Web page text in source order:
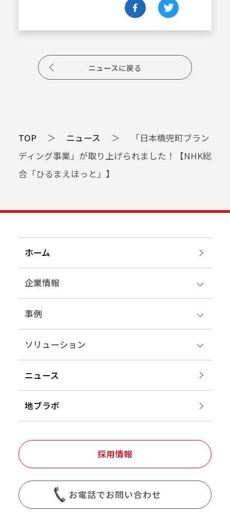
ニュースに戻る
TOP ＞ ニュース ＞
「日本橋兜町ブラン
ディング事業」が取り上げられました！【NHK総
合「ひるまえほっと」】
ホーム
企業情報
事例
ソリューション
ニュース
地ブラボ
採用情報
お電話でお問い合わせ